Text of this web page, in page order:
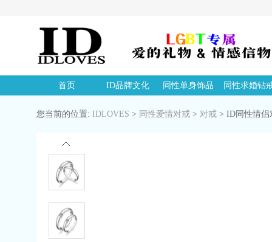
首页 ID品牌文化 同性单身饰品 同性求婚钻
您当前的位置: IDLOVES > 同性爱情对戒 > 对戒 > ID同性情侣